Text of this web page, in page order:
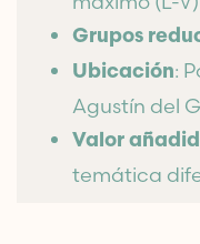
Grupos
Ubicación:
Agustín del
Valor
temática